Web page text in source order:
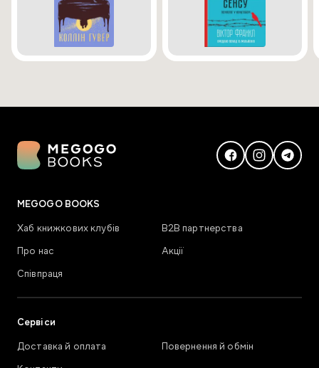
MEGOGO BOOKS
Хаб книжкових клубів
В2В партнерства
Про нас
Акції
Співпраця
Сервіси
Доставка й оплата
Повернення й обмін